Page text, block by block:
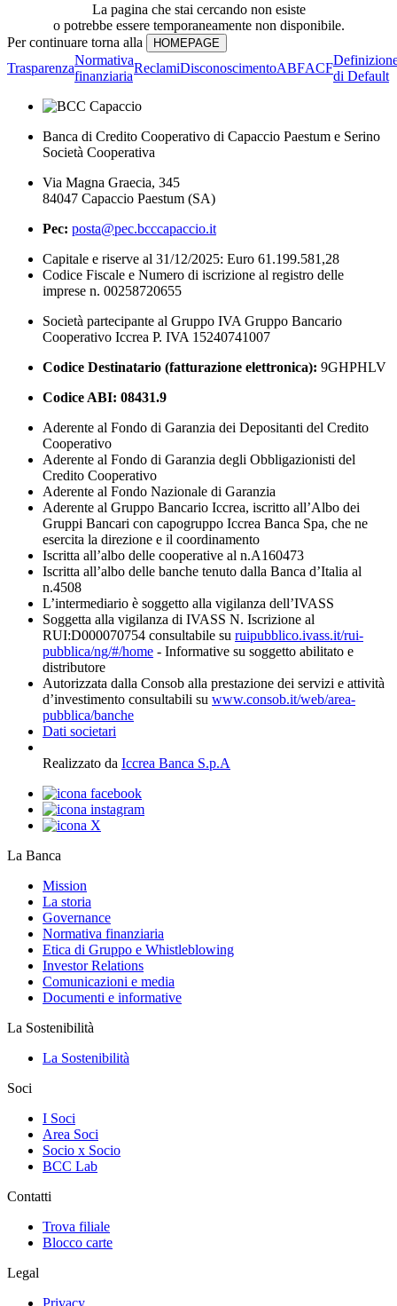
La pagina che stai cercando non esiste
o potrebbe essere temporaneamente non disponibile.
Per continuare torna alla
Trasparenza
Normativa
finanziaria
ReclamiDisconoscimentoABFACF
di Default
Banca di Credito Cooperativo di Capaccio Paestum e Serino
Società Cooperativa
Via Magna Graecia, 345
84047 Capaccio Paestum (SA)
Pec: posta@pec.bcccapaccio.it
Capitale e riserve al 31/12/2025: Euro 61.199.581,28
Codice Fiscale e Numero di iscrizione al registro delle
imprese n. 00258720655
Società partecipante al Gruppo IVA Gruppo Bancario
Cooperativo Iccrea P. IVA 15240741007
Codice Destinatario (fatturazione elettronica): 9GHPHLV
Codice ABI: 08431.9
Aderente al Fondo di Garanzia dei Depositanti del Credito
Cooperativo
Aderente al Fondo di Garanzia degli Obbligazionisti del
Credito Cooperativo
Aderente al Fondo Nazionale di Garanzia
Aderente al Gruppo Bancario Iccrea, iscritto all’Albo dei
Gruppi Bancari con capogruppo Iccrea Banca Spa, che ne
esercita la direzione e il coordinamento
Iscritta all’albo delle cooperative al n.A160473
Iscritta all’albo delle banche tenuto dalla Banca d’Italia al
n.4508
L’intermediario è soggetto alla vigilanza dell’IVASS
Soggetta alla vigilanza di IVASS N. Iscrizione al
RUI:D000070754 consultabile su ruipubblico.ivass.it/rui-
pubblica/ng/#/home - Informative su soggetto abilitato e
distributore
Autorizzata dalla Consob alla prestazione dei servizi e attività
d’investimento consultabili su www.consob.it/web/area-
pubblica/banche
Dati societari
Realizzato da Iccrea Banca S.p.A
La Banca
Mission
La storia
Governance
Normativa finanziaria
Etica di Gruppo e Whistleblowing
Investor Relations
Comunicazioni e media
Documenti e informative
La Sostenibilità
La Sostenibilità
Soci
I Soci
Area Soci
Socio x Socio
BCC Lab
Contatti
Trova filiale
Blocco carte
Legal
Privacy